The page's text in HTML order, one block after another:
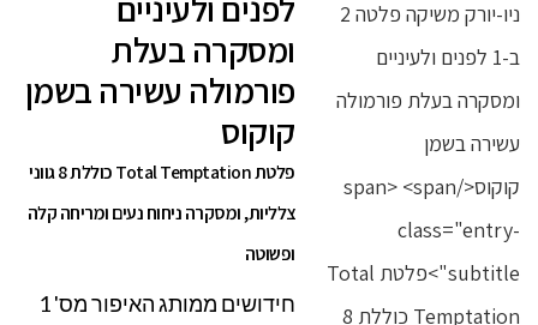
ומסקרה בעלת
פורמולה עשירה בשמן
קוקוס
פלטת Total Temptation כוללת 8 גווני
צלליות, ומסקרה ניחוח נעים ומריחה קלה
ופשוטה
חידושים ממותג האיפור מס' 1